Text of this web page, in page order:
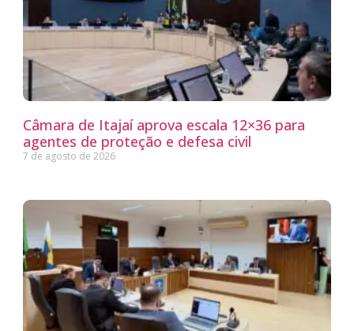
Câmara de Itajaí aprova escala 12×36 para
agentes de proteção e defesa civil
7 de agosto de 2026